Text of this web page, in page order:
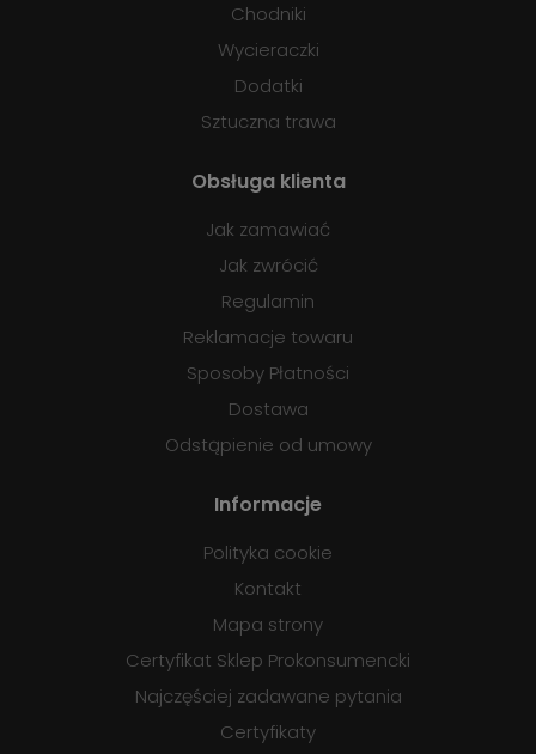
Chodniki
Wycieraczki
Dodatki
Sztuczna trawa
Obsługa klienta
Jak zamawiać
Jak zwrócić
Regulamin
Reklamacje towaru
Sposoby Płatności
Dostawa
Odstąpienie od umowy
Informacje
Polityka cookie
Kontakt
Mapa strony
Certyfikat Sklep Prokonsumencki
Najczęściej zadawane pytania
Certyfikaty